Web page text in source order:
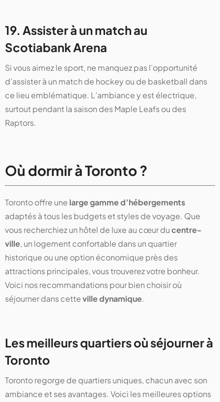
19. Assister à un match au
Scotiabank Arena
Si vous aimez le sport, ne manquez pas l’opportunité
d’assister à un match de hockey ou de basketball dans
ce lieu emblématique. L’ambiance y est électrique,
surtout pendant la saison des Maple Leafs ou des
Raptors.
Où dormir à Toronto ?
Toronto offre une large gamme d’hébergements
adaptés à tous les budgets et styles de voyage. Que
vous recherchiez un hôtel de luxe au cœur ducentre-
ville, un logement confortable dans un quartier
historique ou une option économique près des
attractions principales, vous trouverez votre bonheur.
Voici nos recommandations pour bien choisir où
séjourner dans cetteville dynamique.
Les meilleurs quartiers où séjourner à
Toronto
Toronto regorge de quartiers uniques, chacun avec son
ambiance et ses avantages. Voici les meilleures options